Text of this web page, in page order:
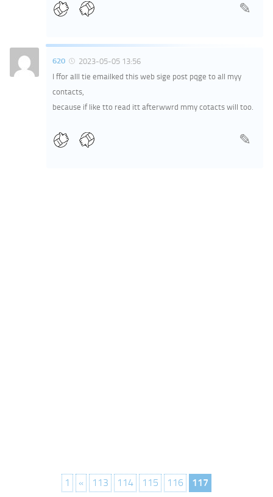
620
2023-05-05 13:56
I ffor alll tie emailked this web sige post pqge to all myy
contacts,
because if like tto read itt afterwwrd mmy cotacts will too.
1 « 113 114 115 116 117